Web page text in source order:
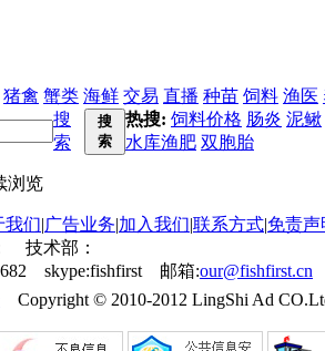
猪禽 蟹类 海鲜 交易 直播 种苗 饲料 渔医
搜
索
搜
索
热搜: 饲料价格 肠炎 泥鳅
水库渔肥 双胞胎
浏览
我们|广告业务|加入我们|联系方式|免责声
技术部：
skype:fishfirst 邮箱:our@fishfirst.cn
Copyright © 2010-2012 LingShi Ad